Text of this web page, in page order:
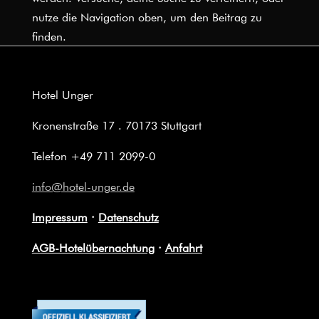
nutze die Navigation oben, um den Beitrag zu
finden.
Hotel Unger
Kronenstraße 17 . 70173 Stuttgart
Telefon +49 711 2099-0
info@hotel-unger.de
Impressum · Datenschutz
AGB-Hotelübernachtung· Anfahrt